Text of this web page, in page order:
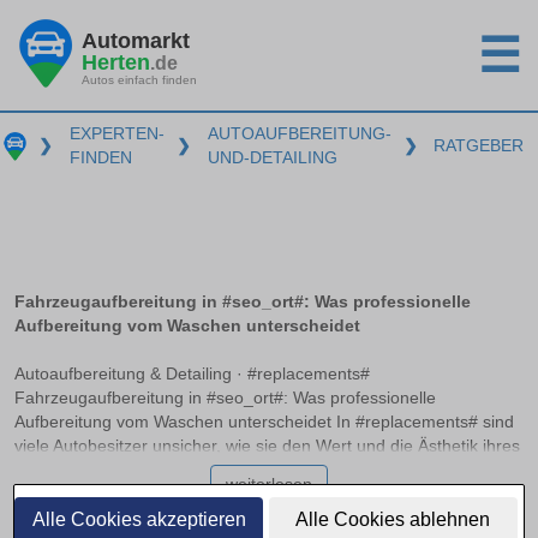
Alle Cookies akzeptieren Alle Cookies ablehnen
Automarkt
Herten.de
Autos einfach finden ☰
❯
EXPERTEN-
FINDEN
❯
AUTOAUFBEREITUNG-
UND-DETAILING
❯ RATGEBER
Fahrzeugaufbereitung in #seo_ort#: Was professionelle
Aufbereitung vom Waschen unterscheidet
Autoaufbereitung & Detailing · #replacements#
Fahrzeugaufbereitung in #seo_ort#: Was professionelle
Aufbereitung vom Waschen unterscheidet In #replacements# sind
viele Autobesitzer unsicher, wie sie den Wert und die Ästhetik ihres
Fahrzeugs langfristig erhalten können. Während eine normale
Autowäsche Schmutz entfernt, bietet die professionelle
Fahrzeugaufbereitung weit mehr: Sie umfasst detailreiche Innen-
weiterlesen